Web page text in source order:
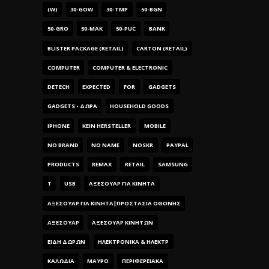
(W) 30-GOW 30-TMP 50-BGN
50-GRO 50-MAK 50-PUC BANK
BLISTER PACKAGE (RETAIL) CARTON (RETAIL)
COMPUTER COMPUTER & ELECTRONIC
DETECH EXPECTED FOR GADGETS
GADGETS - ΔΏΡΑ HOUSEHOLD GOODS
IPHONE KEIN HERSTELLER MOBILE
NO BRAND NO NAME NOSKR PAYPAL
PRODUCTS REMAX RETAIL SAMSUNG
T USB ΑΞΕΣΟΥΑΡ ΓΙΑ ΚΙΝΗΤΑ
ΑΞΕΣΟΥΑΡ ΓΙΑ ΚΙΝΗΤΑ|ΠΡΟΣΤΑΣΊΑ ΟΘΌΝΗΣ
ΑΞΕΣΟΥΆΡ ΑΞΕΣΟΥΆΡ ΚΙΝΗΤΏΝ
ΕΊΔΗ ΔΏΡΩΝ ΗΛΕΚΤΡΟΝΙΚΆ & ΗΛΕΚΤΡ
ΚΑΛΏΔΙΑ ΜΑΎΡΟ ΠΕΡΙΦΕΡΕΙΑΚΆ